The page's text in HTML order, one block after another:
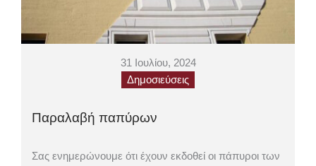
31 Ιουλίου, 2024
Δημοσιεύσεις
Παραλαβή παπύρων
Σας ενημερώνουμε ότι έχουν εκδοθεί οι πάπυροι των